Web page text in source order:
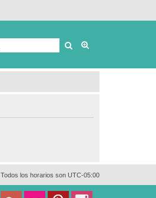
Buscar
Todos los horarios son UTC-05:00